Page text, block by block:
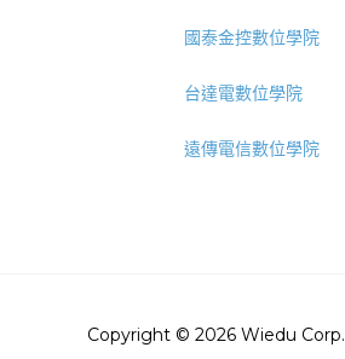
國泰金控數位學院
台達電數位學院
遠傳電信數位學院
Copyright © 2026 Wiedu Corp.